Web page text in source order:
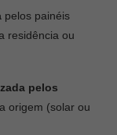
pelos painéis
residência ou
pelos
origem (solar ou